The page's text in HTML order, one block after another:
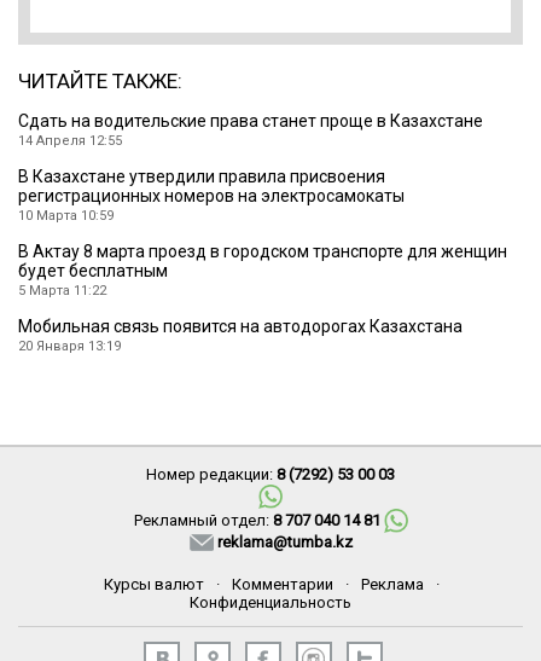
ЧИТАЙТЕ ТАКЖЕ:
Сдать на водительские права станет проще в Казахстане
14 Апреля 12:55
В Казахстане утвердили правила присвоения
регистрационных номеров на электросамокаты
10 Марта 10:59
В Актау 8 марта проезд в городском транспорте для женщин
будет бесплатным
5 Марта 11:22
Мобильная связь появится на автодорогах Казахстана
20 Января 13:19
Номер редакции: 8 (7292) 53 00 03
Рекламный отдел: 8 707 040 14 81
reklama@tumba.kz
Курсы валют · Комментарии · Реклама
·
Конфиденциальность